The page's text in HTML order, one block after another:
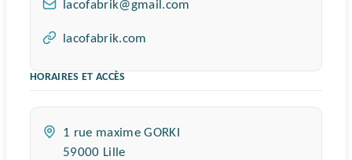
Email :
lacofabrik@gmail.com
Site web :
lacofabrik.com
HORAIRES ET ACCÈS
Adresse :
1 rue maxime GORKI
59000 Lille